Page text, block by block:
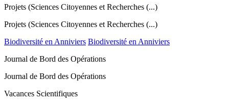
Projets (Sciences Citoyennes et Recherches (...)
Projets (Sciences Citoyennes et Recherches (...)
Biodiversité en Anniviers Biodiversité en Anniviers
Journal de Bord des Opérations
Journal de Bord des Opérations
Vacances Scientifiques